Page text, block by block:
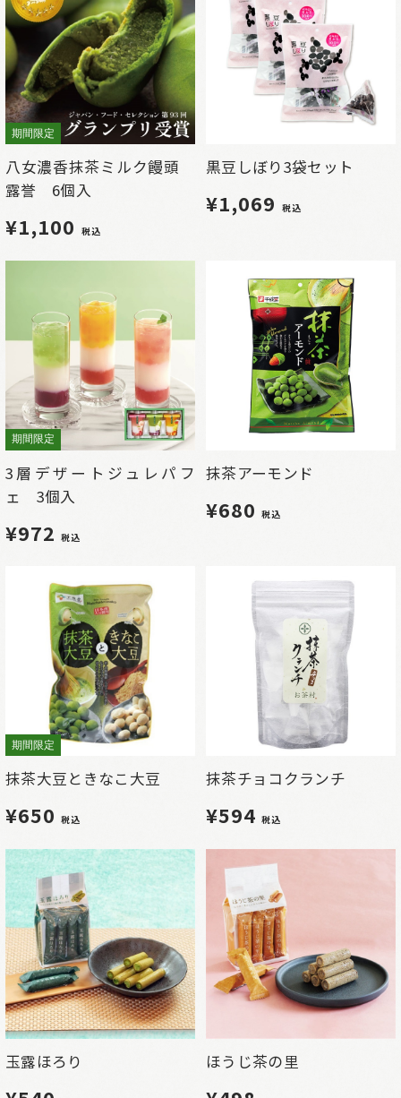
期間限定
八女濃香抹茶ミルク饅頭
露誉 6個入
¥1,100 税込
黒豆しぼり3袋セット
¥1,069 税込
期間限定
3層デザートジュレパフ
ェ 3個入
¥972税込
抹茶アーモンド
¥680税込
期間限定
抹茶大豆ときなこ大豆
¥650税込
抹茶チョコクランチ
¥594税込
玉露ほろり ほうじ茶の里